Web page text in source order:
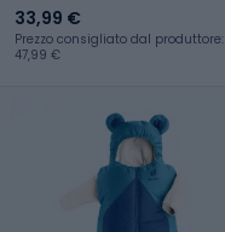
33,99 €
Prezzo consigliato dal produttore:
47,99 €